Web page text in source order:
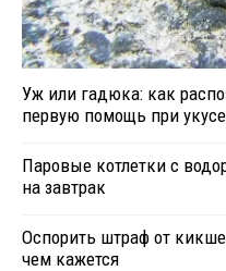
Уж или гадюка: как
первую помощь при укусе
Паровые котлетки с
на завтрак
Оспорить штраф от
чем кажется